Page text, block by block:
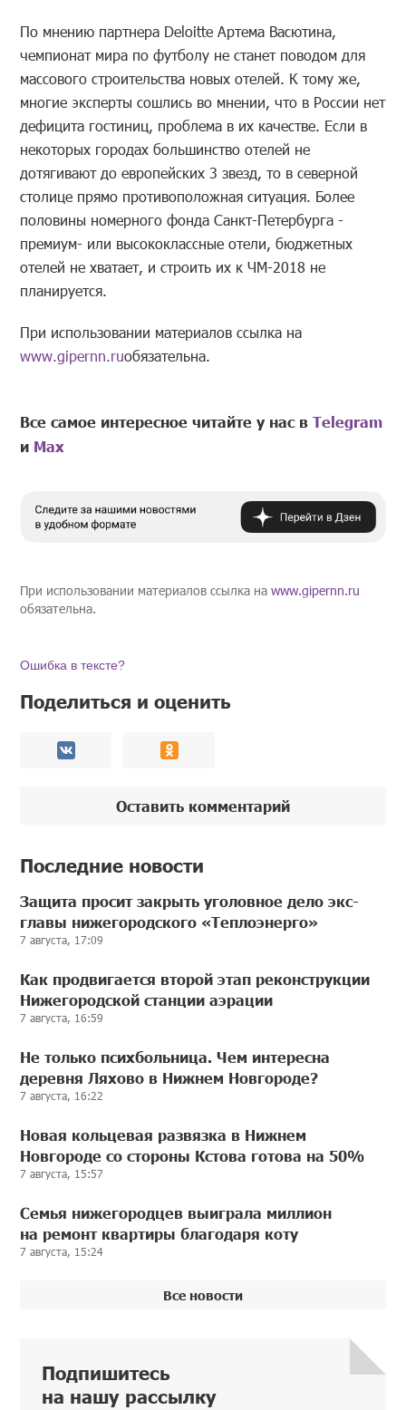
По мнению партнера Deloitte Артема Васютина,
чемпионат мира по футболу не станет поводом для
массового строительства новых отелей. К тому же,
многие эксперты сошлись во мнении, что в России нет
дефицита гостиниц, проблема в их качестве. Если в
некоторых городах большинство отелей не
дотягивают до европейских 3 звезд, то в северной
столице прямо противоположная ситуация. Более
половины номерного фонда Санкт-Петербурга -
премиум- или высококлассные отели, бюджетных
отелей не хватает, и строить их к ЧМ-2018 не
планируется.
При использовании материалов ссылка на
www.gipernn.ruобязательна.
Все самое интересное читайте у нас вTelegram
и Mах
При использовании материалов ссылка наwww.gipernn.ru
обязательна.
Ошибка в тексте?
Поделиться и оценить
Оставить комментарий
Последние новости
Защита просит закрыть уголовное дело экс-
главы нижегородского «Теплоэнерго»
7 августа, 17:09
Как продвигается второй этап реконструкции
Нижегородской станции аэрации
7 августа, 16:59
Не только психбольница. Чем интересна
деревня Ляхово в Нижнем Новгороде?
7 августа, 16:22
Новая кольцевая развязка в Нижнем
Новгороде со стороны Кстова готова на 50%
7 августа, 15:57
Семья нижегородцев выиграла миллион
на ремонт квартиры благодаря коту
7 августа, 15:24
Все новости
Подпишитесь
на нашу рассылку